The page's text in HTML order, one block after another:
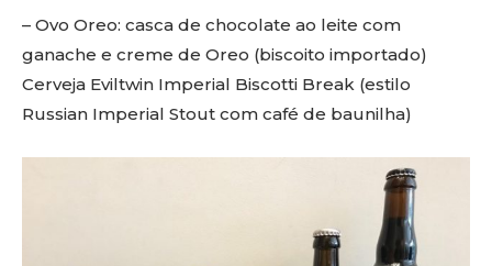
– Ovo Oreo: casca de chocolate ao leite com
ganache e creme de Oreo (biscoito importado)
Cerveja Eviltwin Imperial Biscotti Break (estilo
Russian Imperial Stout com café de baunilha)